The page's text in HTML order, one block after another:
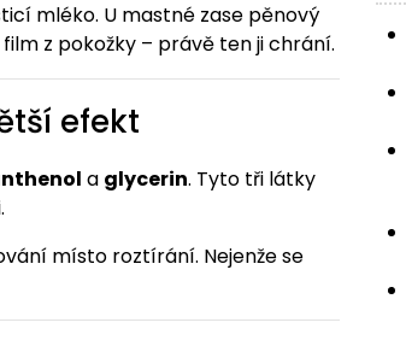
mléko. U mastné zase pěnový
z pokožky – právě ten ji chrání.
efekt
a glycerin. Tyto tři látky
místo roztírání. Nejenže se